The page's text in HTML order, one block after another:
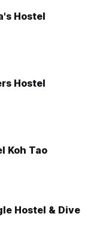
Hostel
Hostel
Koh Tao
Hostel & Dive